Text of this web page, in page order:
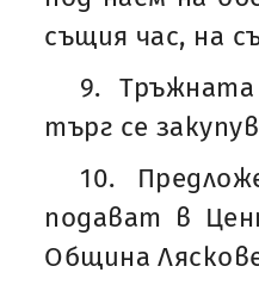
същия час, на
9.
търг се
10.
подават в
Община